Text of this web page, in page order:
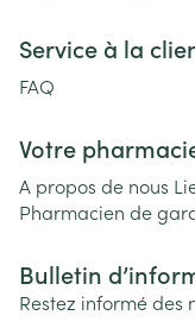
Service à la
FAQ
Votre
A propos de nous
Pharmacien de
Bulletin
Restez informé des